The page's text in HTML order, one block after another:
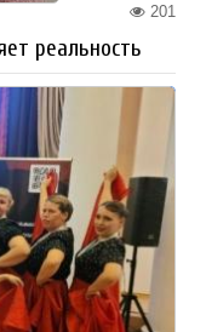
201
реальность